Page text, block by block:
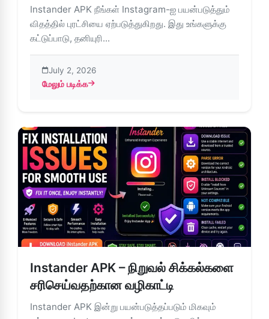
Instander APK நீங்கள் Instagram-ஐ பயன்படுத்தும்
விதத்தில் புரட்சியை ஏற்படுத்துகிறது. இது உங்களுக்கு
கட்டுப்பாடு, தனியுரி...
July 2, 2026
மேலும் படிக்க
about Instander APK ஆண்ட்ராய்டுக்கு – மேம்படுத்தப்பட்ட
Instander APK – நிறுவல் சிக்கல்களை
சரிசெய்வதற்கான வழிகாட்டி
Instander APK இன்று பயன்படுத்தப்படும் மிகவும்